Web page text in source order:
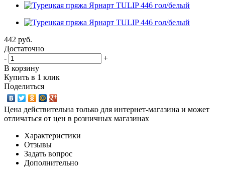
442 руб.
Достаточно
-
+
В корзину
Купить в 1 клик
Поделиться
Цена действительна только для интернет-магазина и может
отличаться от цен в розничных магазинах
Характеристики
Отзывы
Задать вопрос
Дополнительно